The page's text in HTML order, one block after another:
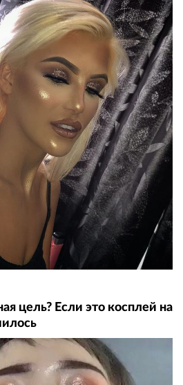
цель? Если это косплей на